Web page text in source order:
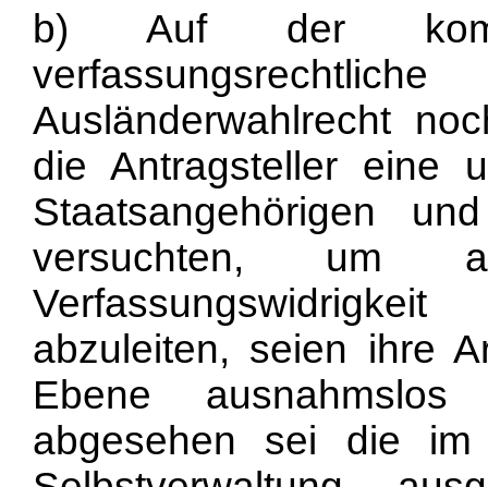
b) Auf der
Ausländerwahlrecht
die Antragsteller eine
Staatsangehörigen
versuchten, um
abzuleiten, seien ihre
Ebene
abgesehen sei die im